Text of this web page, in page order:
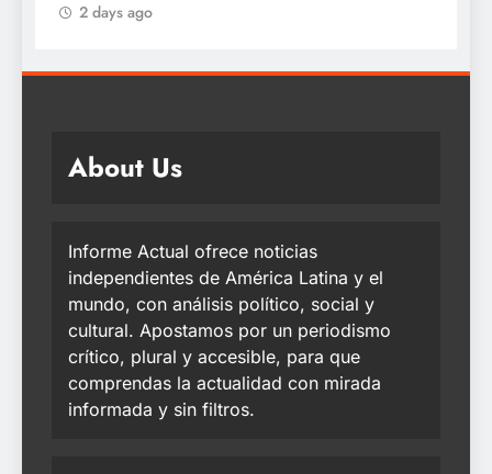
2 days ago
About Us
Informe Actual ofrece noticias
independientes de América Latina y el
mundo, con análisis político, social y
cultural. Apostamos por un periodismo
crítico, plural y accesible, para que
comprendas la actualidad con mirada
informada y sin filtros.